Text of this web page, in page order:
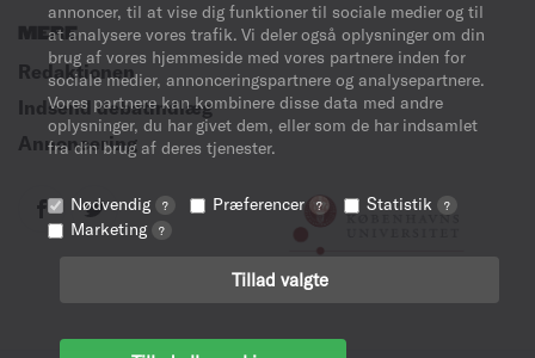
annoncer, til at vise dig funktioner til sociale medier og til
at analysere vores trafik. Vi deler også oplysninger om din
brug af vores hjemmeside med vores partnere inden for
sociale medier, annonceringspartnere og analysepartnere.
Vores partnere kan kombinere disse data med andre
oplysninger, du har givet dem, eller som de har indsamlet
fra din brug af deres tjenester.
Nødvendig ? Præferencer ? Statistik ?
Marketing ?
Tillad valgte
MERE
Redaktionen
Indsend debatindlæg
Annoncering